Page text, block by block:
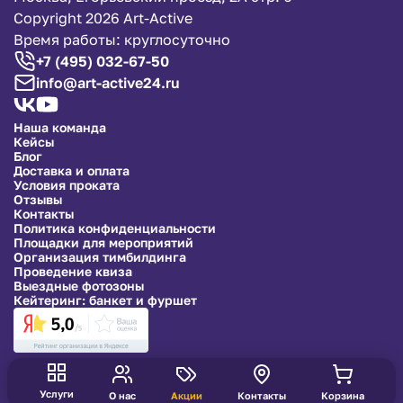
Услуги О нас Акции Контакты Корзина
Copyright 2026 Art-Active
Время работы: круглосуточно
+7 (495) 032-67-50
info@art-active24.ru
Наша команда
Кейсы
Блог
Доставка и оплата
Условия проката
Отзывы
Контакты
Политика конфиденциальности
Площадки для мероприятий
Организация тимбилдинга
Проведение квиза
Выездные фотозоны
Кейтеринг: банкет и фуршет